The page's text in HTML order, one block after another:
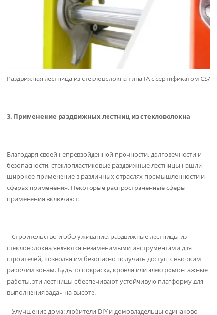
Раздвижная лестница из стекловолокна типа IA с сертификатом CSA
3. Применение раздвижных лестниц из стекловолокна
Благодаря своей непревзойденной прочности, долговечности и
безопасности, стеклопластиковые раздвижные лестницы нашли
широкое применение в различных отраслях промышленности и
сферах применения. Некоторые распространенные сферы
применения включают:
– Строительство и обслуживание: раздвижные лестницы из
стекловолокна являются незаменимыми инструментами для
строителей, позволяя им безопасно получать доступ к высоким
рабочим зонам. Будь то покраска, кровля или электромонтажные
работы, эти лестницы обеспечивают устойчивую платформу для
выполнения задач на высоте.
– Улучшение дома: любители DIY и домовладельцы одинаково